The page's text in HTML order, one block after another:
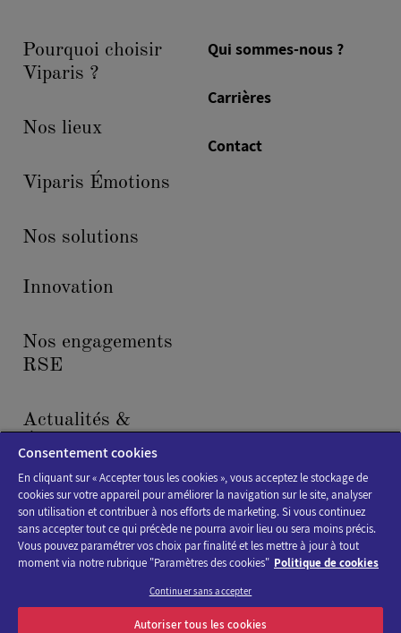
Pourquoi choisir
Viparis ?
Nos lieux
Viparis Émotions
Nos solutions
Innovation
Nos engagements
RSE
Actualités &
Qui sommes-nous ?
Carrières
Contact
Politique de cookies
Mentions légales
Consentement cookies
En cliquant sur « Accepter tous les cookies », vous acceptez le stockage de
cookies sur votre appareil pour améliorer la navigation sur le site, analyser
son utilisation et contribuer à nos efforts de marketing. Si vous continuez
sans accepter tout ce qui précède ne pourra avoir lieu ou sera moins précis.
Vous pouvez paramétrer vos choix par finalité et les mettre à jour à tout
moment via notre rubrique "Paramètres des cookies" Politique de cookies
Continuer sans accepter
Autoriser tous les cookies